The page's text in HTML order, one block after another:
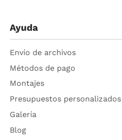
Ayuda
Envío de archivos
Métodos de pago
Montajes
Presupuestos personalizados
Galería
Blog